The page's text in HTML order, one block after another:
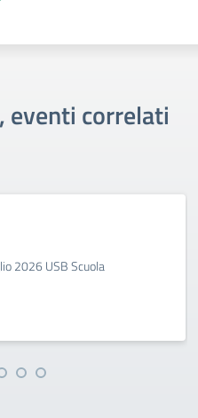
eventi correlati
2026 USB Scuola